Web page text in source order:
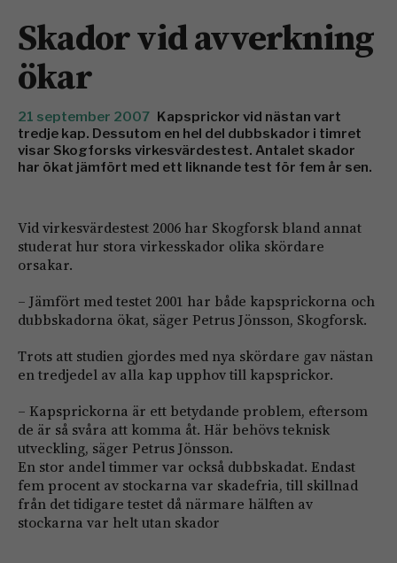
Skador vid avverkning
ökar
21 september 2007 Kapsprickor vid nästan vart
tredje kap. Dessutom en hel del dubbskador i timret
visar Skogforsks virkesvärdestest. Antalet skador
har ökat jämfört med ett liknande test för fem år sen.
Vid virkesvärdestest 2006 har Skogforsk bland annat
studerat hur stora virkesskador olika skördare
orsakar.
– Jämfört med testet 2001 har både kapsprickorna och
dubbskadorna ökat, säger Petrus Jönsson, Skogforsk.
Trots att studien gjordes med nya skördare gav nästan
en tredjedel av alla kap upphov till kapsprickor.
– Kapsprickorna är ett betydande problem, eftersom
de är så svåra att komma åt. Här behövs teknisk
utveckling, säger Petrus Jönsson.
En stor andel timmer var också dubbskadat. Endast
fem procent av stockarna var skadefria, till skillnad
från det tidigare testet då närmare hälften av
stockarna var helt utan skador